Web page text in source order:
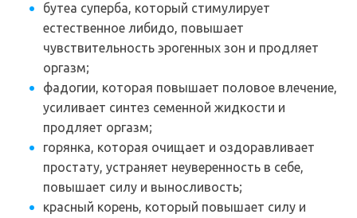
бутеа суперба, который стимулирует
естественное либидо, повышает
чувствительность эрогенных зон и продляет
оргазм;
фадогии, которая повышает половое влечение,
усиливает синтез семенной жидкости и
продляет оргазм;
горянка, которая очищает и оздоравливает
простату, устраняет неуверенность в себе,
повышает силу и выносливость;
красный корень, который повышает силу и